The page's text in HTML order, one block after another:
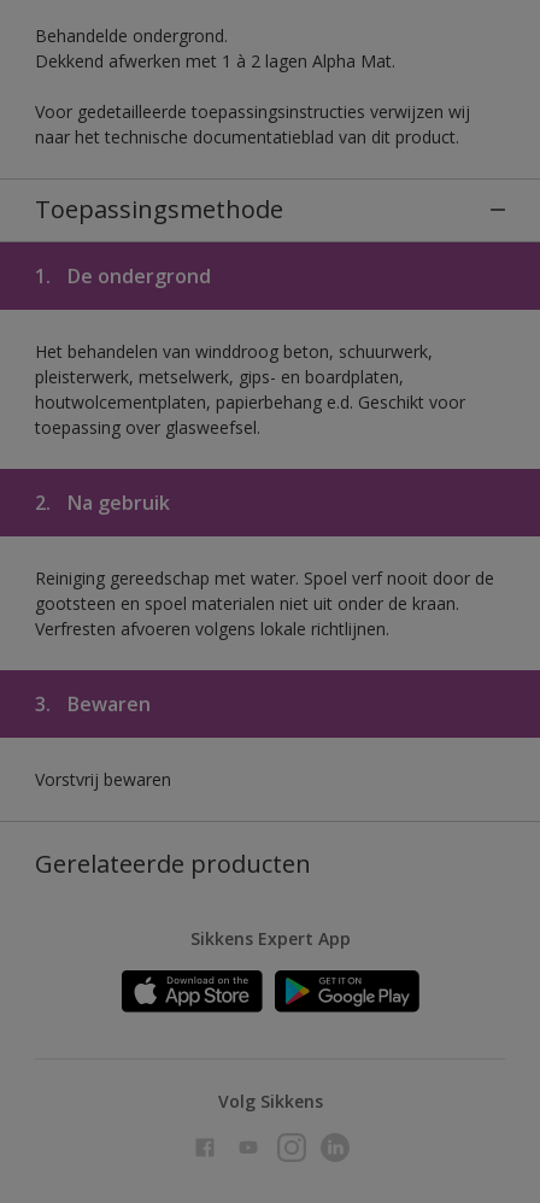
Behandelde ondergrond.
Dekkend afwerken met 1 à 2 lagen Alpha Mat.
Voor gedetailleerde toepassingsinstructies verwijzen wij
naar het technische documentatieblad van dit product.
Toepassingsmethode
1. De ondergrond
Het behandelen van winddroog beton, schuurwerk,
pleisterwerk, metselwerk, gips- en boardplaten,
houtwolcementplaten, papierbehang e.d. Geschikt voor
toepassing over glasweefsel.
2. Na gebruik
Reiniging gereedschap met water. Spoel verf nooit door de
gootsteen en spoel materialen niet uit onder de kraan.
Verfresten afvoeren volgens lokale richtlijnen.
3. Bewaren
Vorstvrij bewaren
Gerelateerde producten
Sikkens Expert App
Volg Sikkens